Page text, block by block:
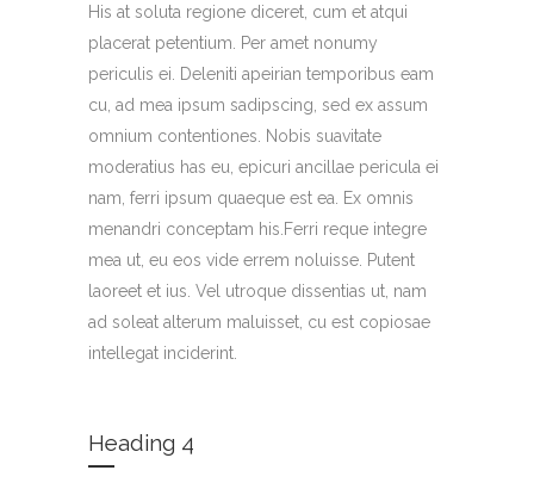
His at soluta regione diceret, cum et atqui
placerat petentium. Per amet nonumy
periculis ei. Deleniti apeirian temporibus eam
cu, ad mea ipsum sadipscing, sed ex assum
omnium contentiones. Nobis suavitate
moderatius has eu, epicuri ancillae pericula ei
nam, ferri ipsum quaeque est ea. Ex omnis
menandri conceptam his.Ferri reque integre
mea ut, eu eos vide errem noluisse. Putent
laoreet et ius. Vel utroque dissentias ut, nam
ad soleat alterum maluisset, cu est copiosae
intellegat inciderint.
Heading 4